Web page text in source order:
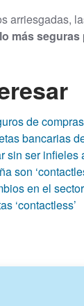
arriesgadas,
más
de
bancarias
sin ser infieles
son
en el
‘contactless’